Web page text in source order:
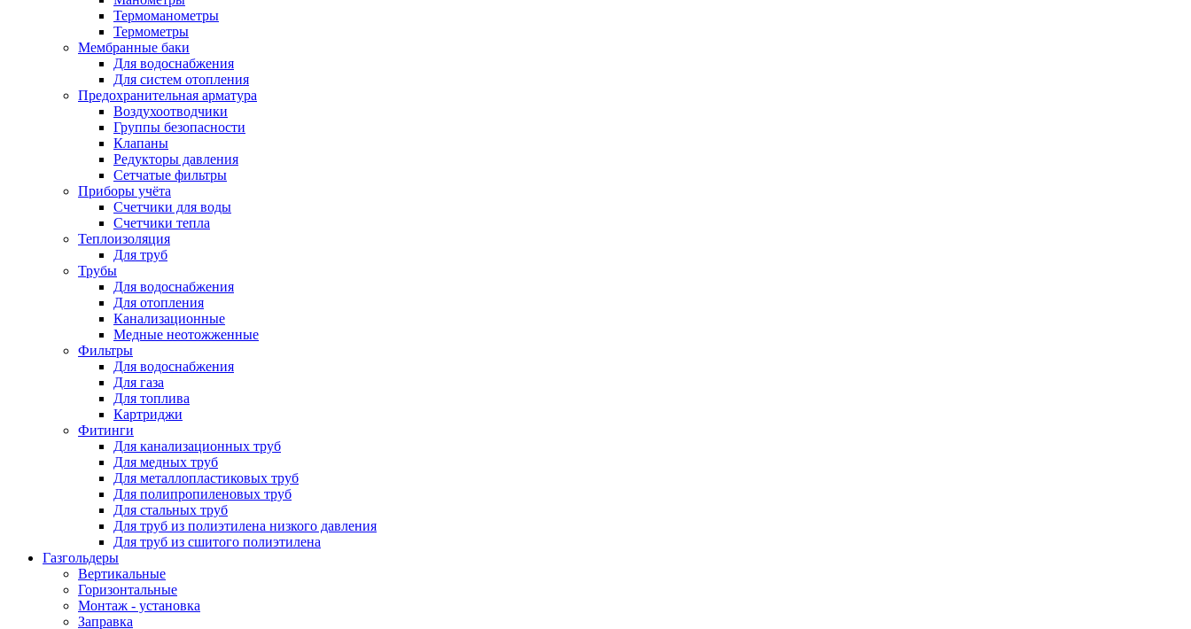
Термоманометры
Термометры
Мембранные баки
Для водоснабжения
Для систем отопления
Предохранительная арматура
Воздухоотводчики
Группы безопасности
Клапаны
Редукторы давления
Сетчатые фильтры
Приборы учёта
Счетчики для воды
Счетчики тепла
Теплоизоляция
Для труб
Трубы
Для водоснабжения
Для отопления
Канализационные
Медные неотожженные
Фильтры
Для водоснабжения
Для газа
Для топлива
Картриджи
Фитинги
Для канализационных труб
Для медных труб
Для металлопластиковых труб
Для полипропиленовых труб
Для стальных труб
Для труб из полиэтилена низкого давления
Для труб из сшитого полиэтилена
Газгольдеры
Вертикальные
Горизонтальные
Монтаж - установка
Заправка